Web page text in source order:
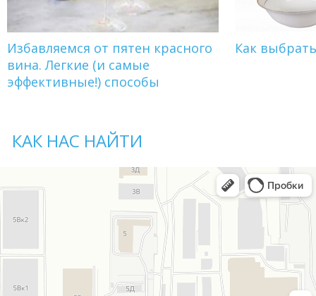
Избавляемся от пятен красного
вина. Легкие (и самые
эффективные!) способы
Как
КАК НАС НАЙТИ